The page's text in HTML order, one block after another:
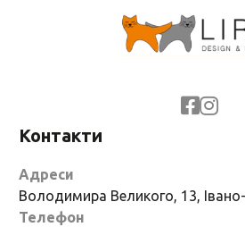
Контакти
Адреси
Володимира Великого, 13, Івано-
Телефон